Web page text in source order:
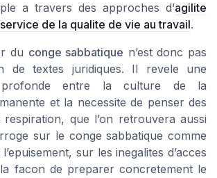
a travers des approches d’agilite
de la qualite de vie au travail.
du conge sabbatique n’est donc pas
de textes juridiques. Il revele une
entre la culture de la
et la necessite de penser des
que l’on retrouvera aussi
sur le conge sabbatique comme
sur les inegalites d’acces
facon de preparer concretement le